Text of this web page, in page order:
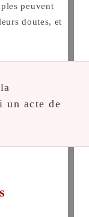
peuvent
doutes, et
un acte de